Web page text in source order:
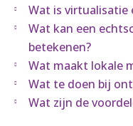
Wat is virtualisatie
Wat kan een
betekenen?
Wat maakt lokale
Wat te doen bij
Wat zijn de